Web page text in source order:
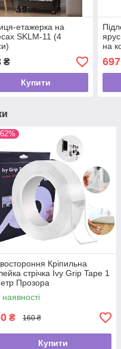
етажерка на
SKLM-11 (4
₴
Купити
на
697
Кріпильна
стрічка Ivy Grip Tape 1
Прозора
наявності
₴ 160 ₴
Купити